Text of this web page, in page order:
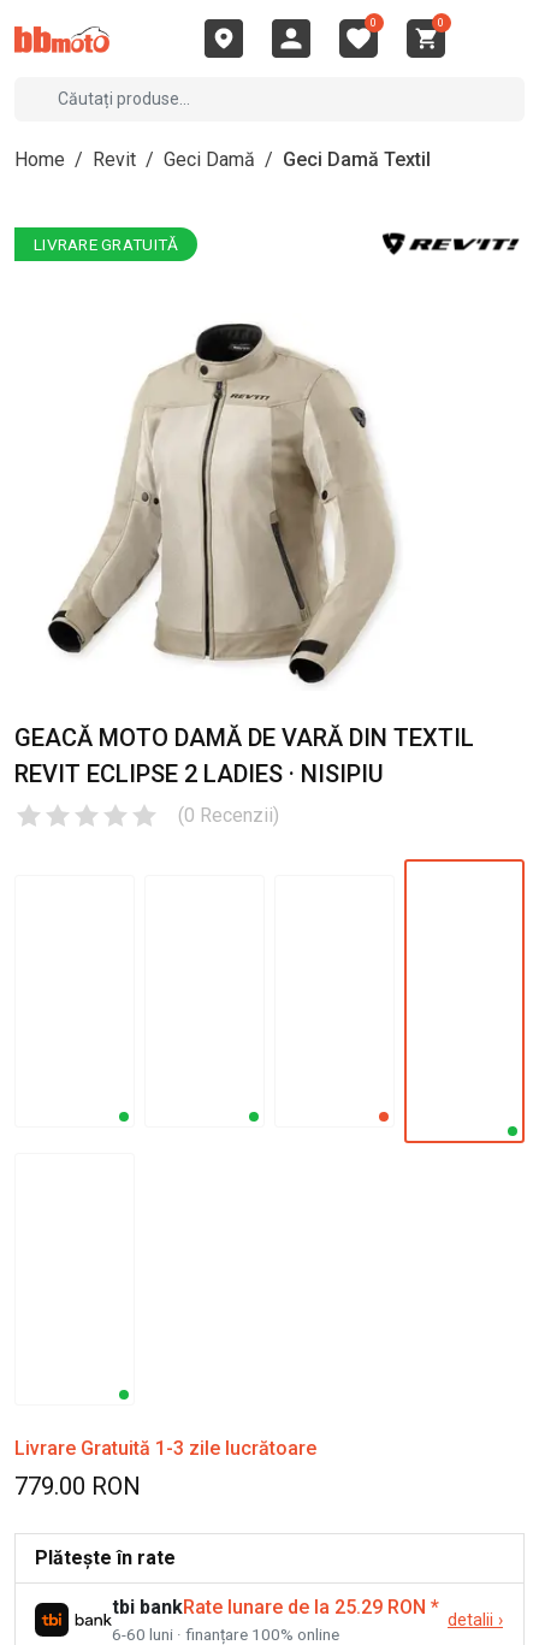
0 0
Home / Revit / Geci Damă / Geci Damă Textil
LIVRARE GRATUITĂ
GEACĂ MOTO DAMĂ DE VARĂ DIN TEXTIL
REVIT ECLIPSE 2 LADIES · NISIPIU
(0 Recenzii)
Livrare Gratuită 1-3 zile lucrătoare
779.00 RON
Plătește în rate
tbi bankRate lunare de la 25.29 RON *
6-60 luni · finanțare 100% online
detalii ›